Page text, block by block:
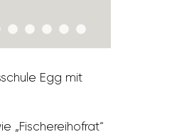
Egg mit
„Fische­rei­hofrat“